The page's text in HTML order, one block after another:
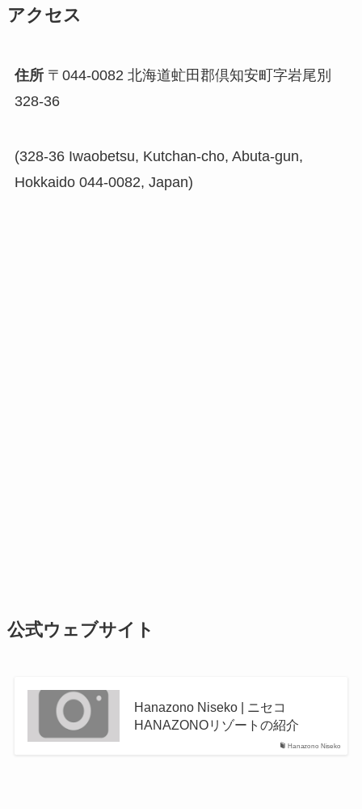
アクセス
住所〒044-0082 北海道虻田郡倶知安町字岩尾別
328-36
(328-36 Iwaobetsu, Kutchan-cho, Abuta-gun,
Hokkaido 044-0082, Japan)
公式ウェブサイト
Hanazono Niseko
Hanazono Niseko | ニセコ
HANAZONOリゾートの紹介